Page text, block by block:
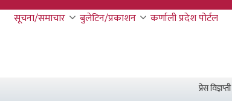
सूचना/समाचार बुलेटिन/प्रकाशन कर्णाली प्रदेश पोर्टल
प्रेस विज्ञप्ती